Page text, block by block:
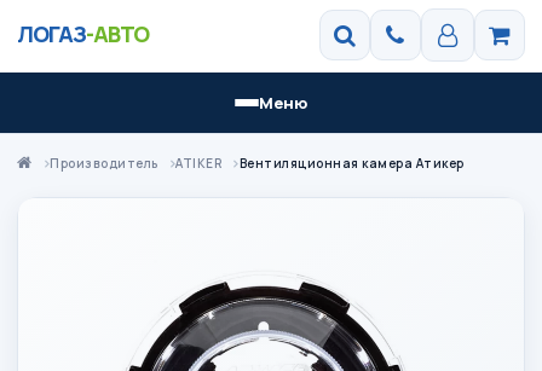
ЛОГАЗ-АВТО
Меню
Производитель ATIKER Вентиляционная камера Атикер